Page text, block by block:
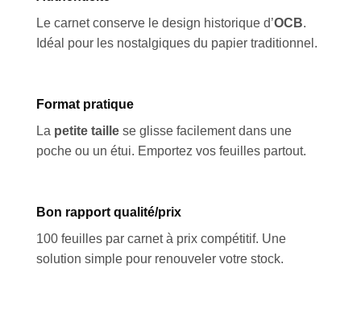
Le carnet conserve le design historique d’OCB.
Idéal pour les nostalgiques du papier traditionnel.
Format pratique
La petite taille se glisse facilement dans une
poche ou un étui. Emportez vos feuilles partout.
Bon rapport qualité/prix
100 feuilles par carnet à prix compétitif. Une
solution simple pour renouveler votre stock.